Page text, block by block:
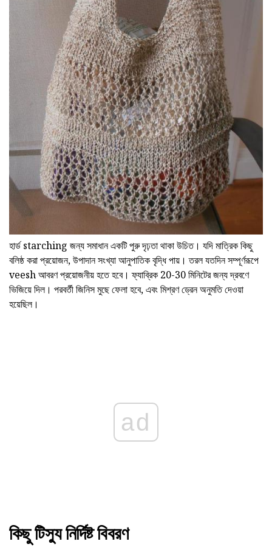
হার্ড starching জন্য সমাধান একটি পুরু দৃঢ়তা থাকা উচিত। যদি মাত্রিক কিছু
বলিষ্ঠ করা প্রয়োজন, উপাদান সংখ্যা আনুপাতিক বৃদ্ধি পায়। তরল যতদিন সম্পূর্ণরূপে
veesh আবরণ প্রয়োজনীয় হতে হবে। ফ্যাব্রিক 20-30 মিনিটের জন্য দ্রবণে
ভিজিয়ে দিল। পরবর্তী জিনিস মুছে ফেলা হবে, এবং মিশ্রণ ড্রেন অনুমতি দেওয়া
হয়েছিল।
ad
কিছু টিস্যু নির্দিষ্ট বিবরণ